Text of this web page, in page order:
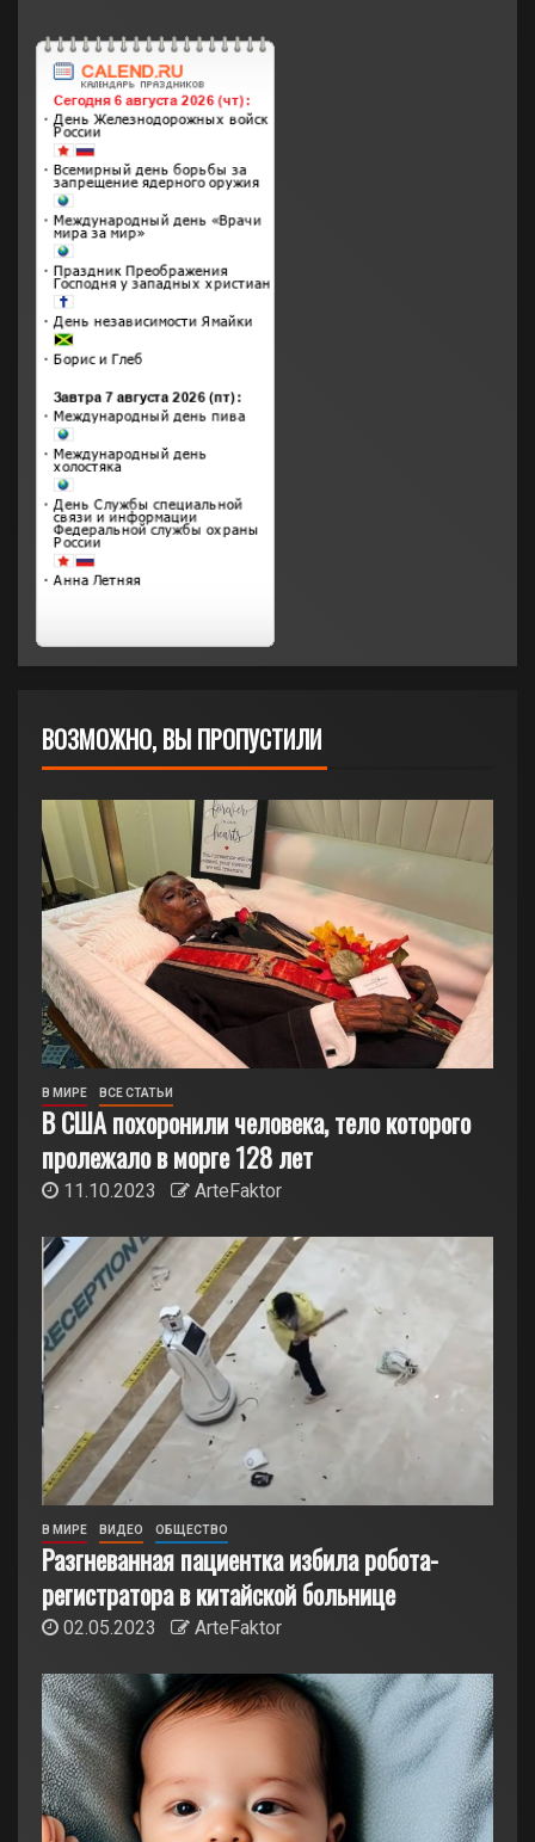
ВОЗМОЖНО, ВЫ ПРОПУСТИЛИ
В МИРЕ ВСЕ СТАТЬИ
В США похоронили человека, тело которого
пролежало в морге 128 лет
11.10.2023 ArteFaktor
В МИРЕ ВИДЕО ОБЩЕСТВО
Разгневанная пациентка избила робота-
регистратора в китайской больнице
02.05.2023 ArteFaktor